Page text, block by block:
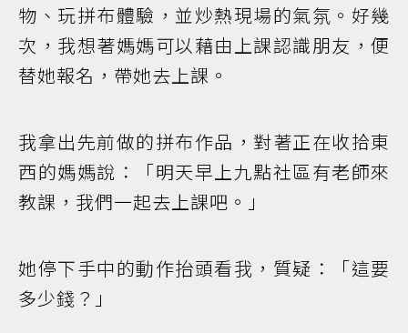
物、玩拼布體驗，並炒熱現場的氣氛。好幾
次，我想著媽媽可以藉由上課認識朋友，便
替她報名，帶她去上課。
我拿出先前做的拼布作品，對著正在收拾東
西的媽媽說：「明天早上九點社區有老師來
教課，我們一起去上課吧。」
她停下手中的動作抬頭看我，質疑：「這要
多少錢？」